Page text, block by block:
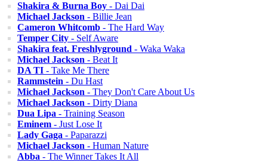
Shakira & Burna Boy - Dai Dai
Michael Jackson - Billie Jean
Cameron Whitcomb - The Hard Way
Temper City - Self Aware
Shakira feat. Freshlyground - Waka Waka
Michael Jackson - Beat It
DA TI - Take Me There
Rammstein - Du Hast
Michael Jackson - They Don't Care About Us
Michael Jackson - Dirty Diana
Dua Lipa - Training Season
Eminem - Just Lose It
Lady Gaga - Paparazzi
Michael Jackson - Human Nature
Abba - The Winner Takes It All